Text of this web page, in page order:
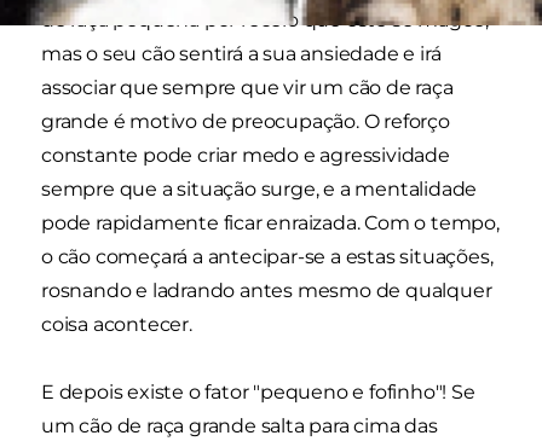
de raça pequena por receio que este se magoe,
mas o seu cão sentirá a sua ansiedade e irá
associar que sempre que vir um cão de raça
grande é motivo de preocupação. O reforço
constante pode criar medo e agressividade
sempre que a situação surge, e a mentalidade
pode rapidamente ficar enraizada. Com o tempo,
o cão começará a antecipar-se a estas situações,
rosnando e ladrando antes mesmo de qualquer
coisa acontecer.
E depois existe o fator "pequeno e fofinho"! Se
um cão de raça grande salta para cima das